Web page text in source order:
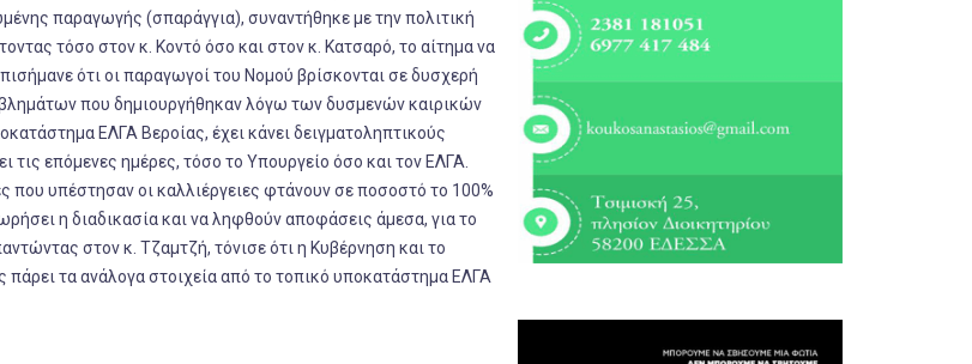
παραγωγής (σπαράγγια), συναντήθηκε με την πολιτική
τόσο στον κ. Κοντό όσο και στον κ. Κατσαρό, το αίτημα να
ότι οι παραγωγοί του Νομού βρίσκονται σε δυσχερή
που δημιουργήθηκαν λόγω των δυσμενών καιρικών
ΕΛΓΑ Βεροίας, έχει κάνει δειγματοληπτικούς
επόμενες ημέρες, τόσο το Υπουργείο όσο και τον ΕΛΓΑ.
που υπέστησαν οι καλλιέργειες φτάνουν σε ποσοστό το 100%
η διαδικασία και να ληφθούν αποφάσεις άμεσα, για το
στον κ. Τζαμτζή, τόνισε ότι η Κυβέρνηση και το
πάρει τα ανάλογα στοιχεία από το τοπικό υποκατάστημα ΕΛΓΑ